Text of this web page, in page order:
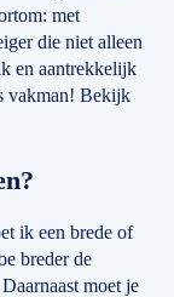
met
die niet alleen
en aantrekkelijk
vakman! Bekijk
ik een brede of
breder de
moet je